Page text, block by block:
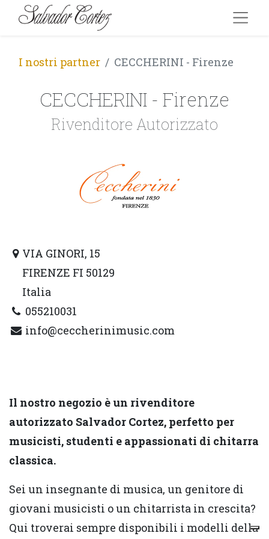
I nostri partner CECCHERINI - Firenze
CECCHERINI - Firenze
Rivenditore Autorizzato
VIA GINORI, 15
FIRENZE FI 50129
Italia
055210031
info@ceccherinimusic.com
Il nostro negozio è un rivenditore
autorizzato Salvador Cortez, perfetto per
musicisti, studenti e appassionati di chitarra
classica.
Sei un insegnante di musica, un genitore di
giovani musicisti o un chitarrista in crescita?
Qui troverai sempre disponibili i modelli della